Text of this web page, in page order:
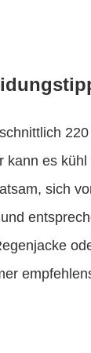
kann es kühl
sich